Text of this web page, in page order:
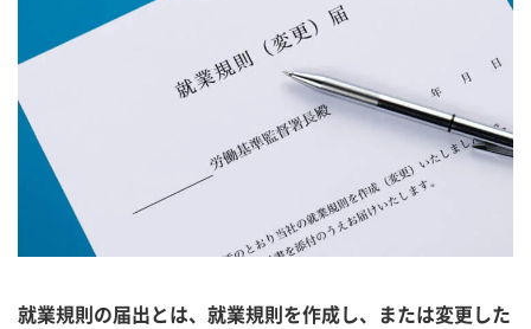
就業規則の届出とは、就業規則を作成し、または変更した